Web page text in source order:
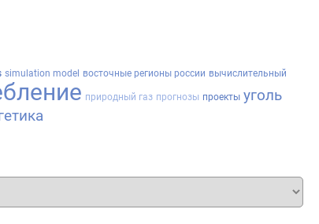
simulation model восточные регионы россии вычислительный
природный газ прогнозы проекты уголь